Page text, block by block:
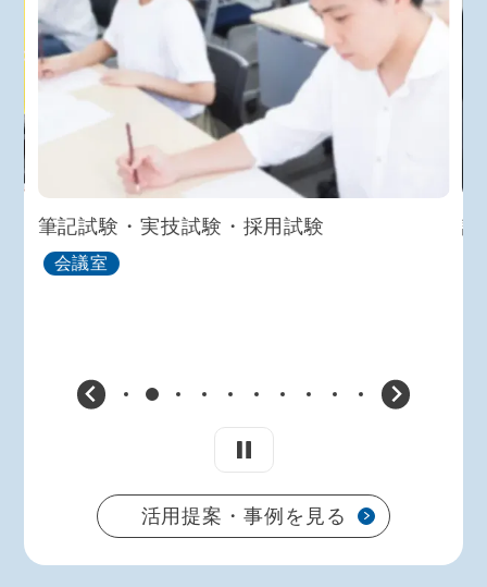
筆記試験・実技試験・採用試験
会議室
講
活用提案・事例を見る